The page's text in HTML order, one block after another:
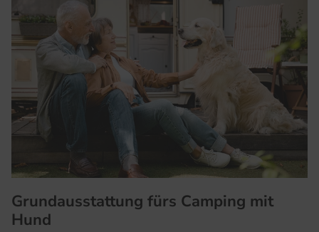
Grundausstattung fürs Camping mit
Hund